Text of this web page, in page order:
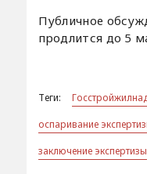
Публичное
продлится до 5
Теги:
оспаривание
заключение экспертизы